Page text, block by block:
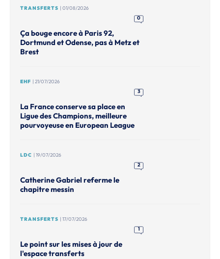
TRANSFERTS | 01/08/2026
0
Ça bouge encore à Paris 92,
Dortmund et Odense, pas à Metz et
Brest
EHF | 21/07/2026
3
La France conserve sa place en
Ligue des Champions, meilleure
pourvoyeuse en European League
LDC | 19/07/2026
2
Catherine Gabriel referme le
chapitre messin
TRANSFERTS | 17/07/2026
1
Le point sur les mises à jour de
l'espace transferts